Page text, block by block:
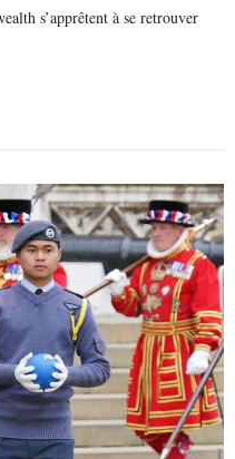
s’apprêtent à se retrouver